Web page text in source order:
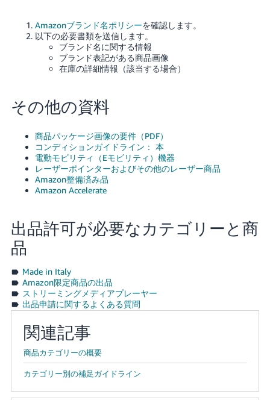
Amazonブランド名ポリシーを確認します。
以下の必要書類を送信します。
ブランド名に関する情報
ブランド表記がある商品画像
在庫の詳細情報（該当する場合）
その他の資料
商品パッケージ画像の要件（PDF）
コンディションガイドライン： 本
電動モビリティ（Eモビリティ）機器
レーザーポインターおよびその他のレーザー商品
Amazon整備済み品
Amazon Accelerate
出品許可が必要なカテゴリーと商
品
Made in Italy
Amazon限定商品の出品
ストリーミングメディアプレーヤー
出品申請に関するよくある質問
関連記事
商品カテゴリーの概要
カテゴリー別の補足ガイドライン